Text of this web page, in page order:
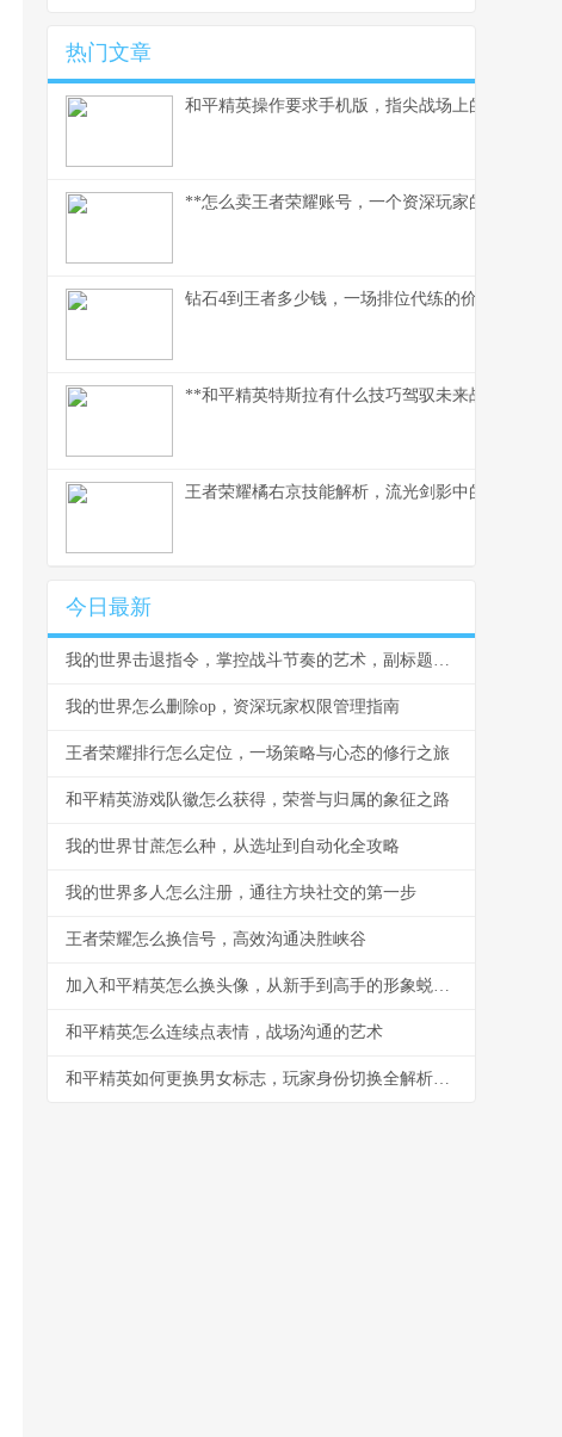
热门文章
和平精英操作要求手机版，指尖战场上的生存法则
**怎么卖王者荣耀账号，一个资深玩家的实操指
钻石4到王者多少钱，一场排位代练的价格迷思，
**和平精英特斯拉有什么技巧驾驭未来战场的磁暴
王者荣耀橘右京技能解析，流光剑影中的刺客艺
今日最新
我的世界击退指令，掌控战斗节奏的艺术，副标题，一道改变游戏哲学的代码
我的世界怎么删除op，资深玩家权限管理指南
王者荣耀排行怎么定位，一场策略与心态的修行之旅
和平精英游戏队徽怎么获得，荣誉与归属的象征之路
我的世界甘蔗怎么种，从选址到自动化全攻略
我的世界多人怎么注册，通往方块社交的第一步
王者荣耀怎么换信号，高效沟通决胜峡谷
加入和平精英怎么换头像，从新手到高手的形象蜕变之路
和平精英怎么连续点表情，战场沟通的艺术
和平精英如何更换男女标志，玩家身份切换全解析，副标题，游戏角色个性化设置指南